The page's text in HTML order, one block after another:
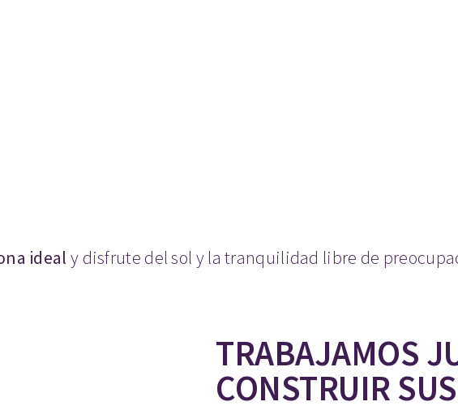
ideal y disfrute del sol y la tranquilidad libre de
TRABAJAMOS
CONSTRUIR